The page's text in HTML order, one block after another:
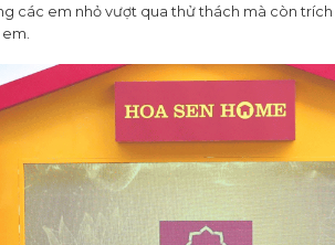
các em nhỏ vượt qua thử thách mà còn